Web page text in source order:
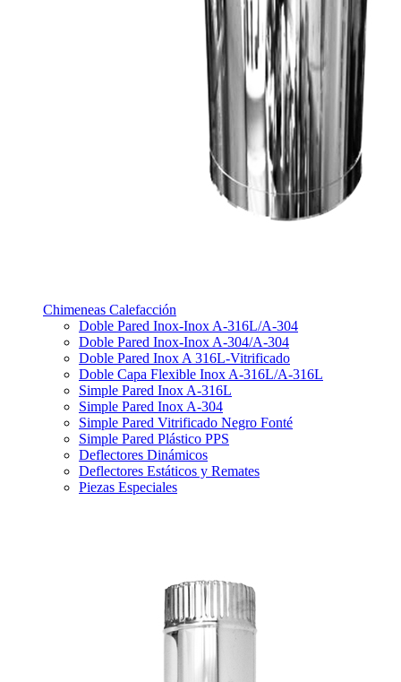
Chimeneas Calefacción
Doble Pared Inox-Inox A-316L/A-304
Doble Pared Inox-Inox A-304/A-304
Doble Pared Inox A 316L-Vitrificado
Doble Capa Flexible Inox A-316L/A-316L
Simple Pared Inox A-316L
Simple Pared Inox A-304
Simple Pared Vitrificado Negro Fonté
Simple Pared Plástico PPS
Deflectores Dinámicos
Deflectores Estáticos y Remates
Piezas Especiales